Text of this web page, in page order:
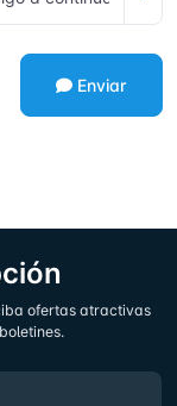
Enviar
ofertas atractivas